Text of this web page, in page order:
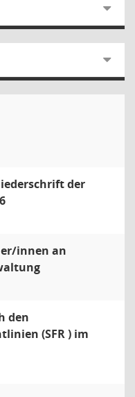
der
innen an
den
(SFR ) im